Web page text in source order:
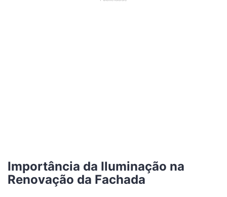
Importância da Iluminação na
Renovação da Fachada